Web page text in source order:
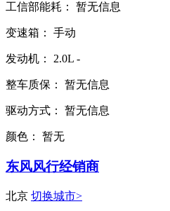
工信部能耗： 暂无信息
变速箱： 手动
发动机： 2.0L -
整车质保： 暂无信息
驱动方式： 暂无信息
颜色： 暂无
东风风行经销商
北京 切换城市>